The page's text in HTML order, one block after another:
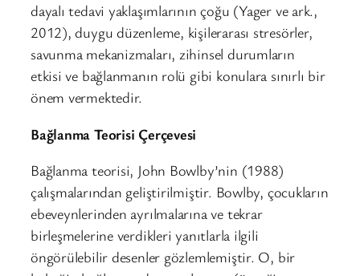
dayalı tedavi yaklaşımlarının çoğu (Yager ve ark.,
2012), duygu düzenleme, kişilerarası stresörler,
savunma mekanizmaları, zihinsel durumların
etkisi ve bağlanmanın rolü gibi konulara sınırlı bir
önem vermektedir.
Bağlanma Teorisi Çerçevesi
Bağlanma teorisi, John Bowlby’nin (1988)
çalışmalarından geliştirilmiştir. Bowlby, çocukların
ebeveynlerinden ayrılmalarına ve tekrar
birleşmelerine verdikleri yanıtlarla ilgili
öngörülebilir desenler gözlemlemiştir. O, bir